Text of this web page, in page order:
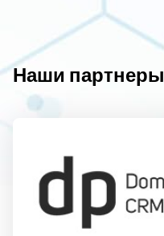
Наши партнеры